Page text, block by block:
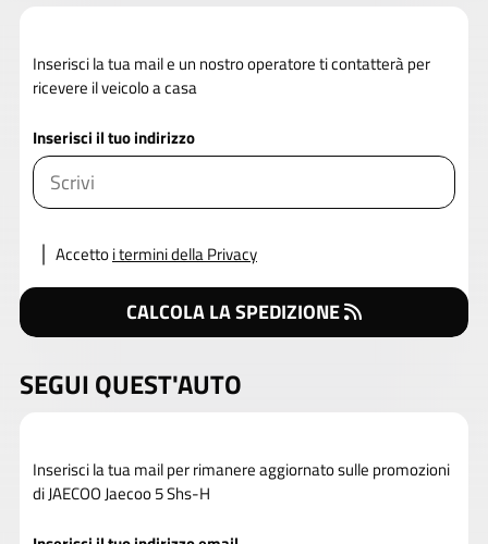
Inserisci la tua mail e un nostro operatore ti contatterà per
ricevere il veicolo a casa
Inserisci il tuo indirizzo
Accettoi termini della Privacy
CALCOLA LA SPEDIZIONE
SEGUI QUEST'AUTO
Inserisci la tua mail per rimanere aggiornato sulle promozioni
di JAECOO Jaecoo 5 Shs-H